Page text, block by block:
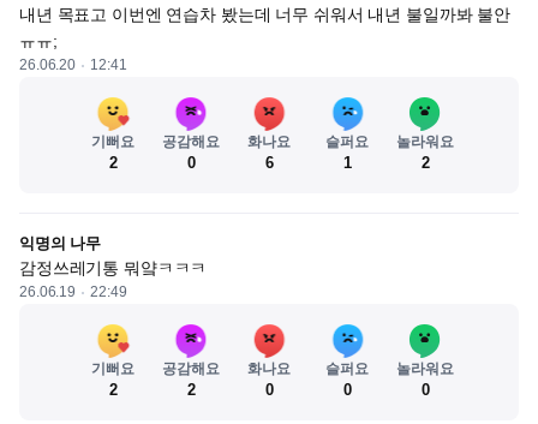
내년 목표고 이번엔 연습차 봤는데 너무 쉬워서 내년 불일까봐 불안
ㅠㅠ;
26.06.20 12:41
기뻐요
2
공감해요
0
화나요
6
슬퍼요
1
놀라워요
2
익명의 나무
감정쓰레기통 뭐얔ㅋㅋㅋ
26.06.19 22:49
기뻐요
2
공감해요
2
화나요
0
슬퍼요
0
놀라워요
0